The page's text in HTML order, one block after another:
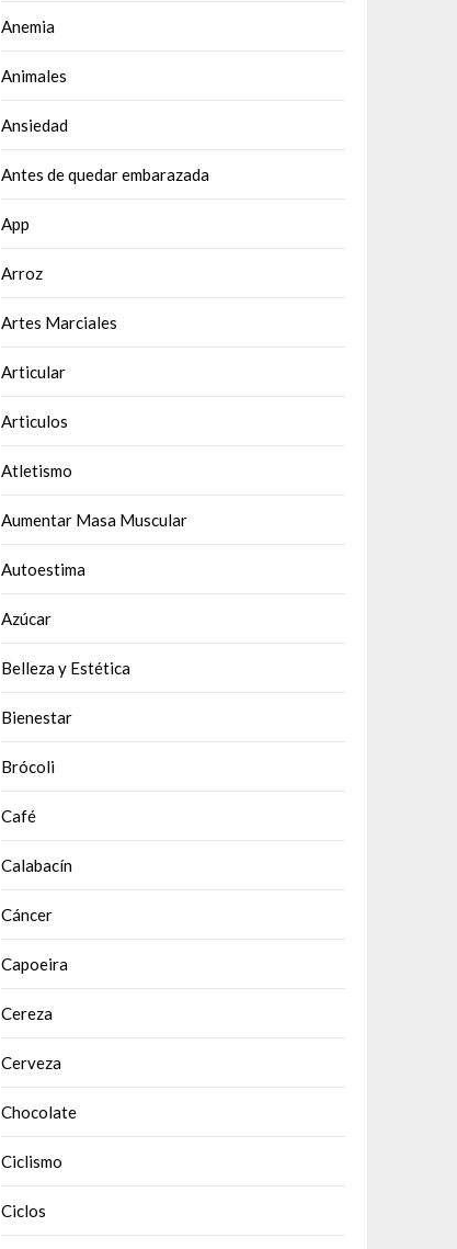
Anemia
Animales
Ansiedad
Antes de quedar embarazada
App
Arroz
Artes Marciales
Articular
Articulos
Atletismo
Aumentar Masa Muscular
Autoestima
Azúcar
Belleza y Estética
Bienestar
Brócoli
Café
Calabacín
Cáncer
Capoeira
Cereza
Cerveza
Chocolate
Ciclismo
Ciclos